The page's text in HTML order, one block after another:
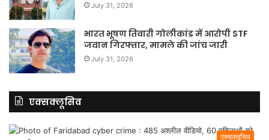
July 31, 2026
भारत भूषण तिवारी गोलीकांड में आरोपी STF
जवान गिरफ्तार, मामले की जांच जारी
July 31, 2026
एक्सक्लूसिव
एक्सक्लूसिव